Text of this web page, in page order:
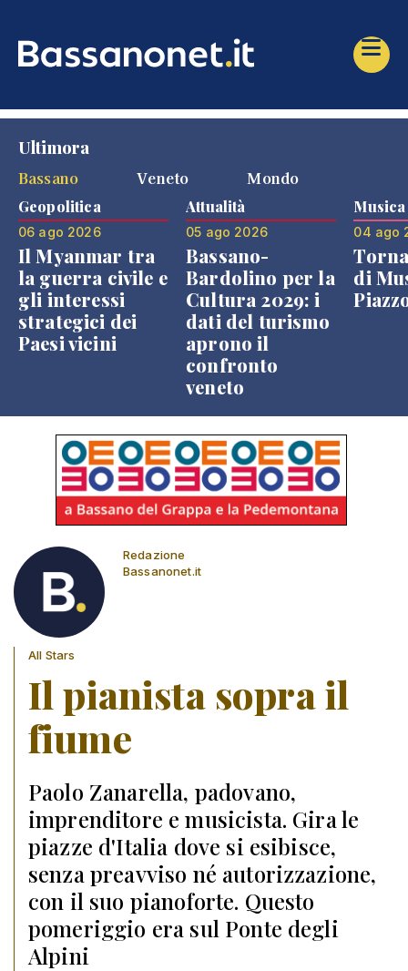
Ultimora
Bassano
Veneto Mondo
Geopolitica
06 ago 2026
Il Myanmar tra
la guerra civile e
gli interessi
strategici dei
Paesi vicini
Attualità
05 ago 2026
Bassano-
Bardolino per la
Cultura 2029: i
dati del turismo
aprono il
confronto
veneto
Musica
04 ago
di
Redazione
Bassanonet.it
All Stars
Il pianista sopra il
fiume
Paolo Zanarella, padovano,
imprenditore e musicista. Gira le
piazze d'Italia dove si esibisce,
senza preavviso né autorizzazione,
con il suo pianoforte. Questo
pomeriggio era sul Ponte degli
Alpini